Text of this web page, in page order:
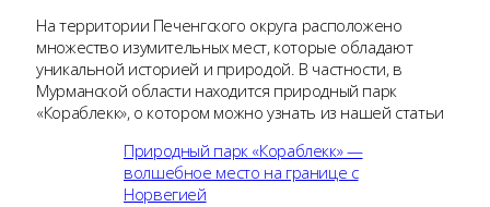
На территории Печенгского округа расположено
множество изумительных мест, которые обладают
уникальной историей и природой. В частности, в
Мурманской области находится природный парк
«Кораблекк», о котором можно узнать из нашей статьи
Природный парк «Кораблекк» —
волшебное место на границе с
Норвегией